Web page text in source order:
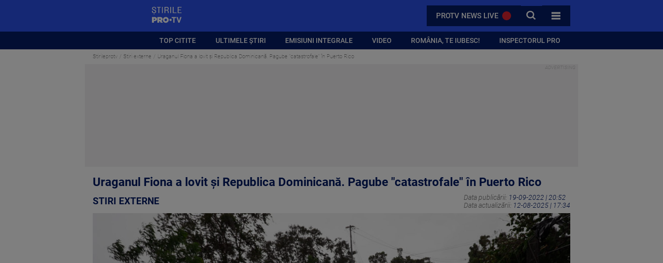
PROTV NEWS LIVE CAUTA
TOATE CATEGORIILE
TOP CITITE ULTIMELE ȘTIRI EMISIUNI INTEGRALE VIDEO ROMÂNIA, TE IUBESC! INSPECTORUL PRO
Stirileprotv Stiri externe Uraganul Fiona a lovit și Republica Dominicană. Pagube "catastrofale" în Puerto Rico
Uraganul Fiona a lovit și Republica Dominicană. Pagube "catastrofale" în Puerto Rico
STIRI EXTERNE Data publicării: 19-09-2022 | 20:52
Data actualizării: 12-08-2025 | 17:34